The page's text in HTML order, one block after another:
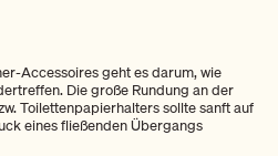
Accessoires geht es darum, wie
Die große Rundung an der
Toilettenpapierhalters sollte sanft auf
eines fließenden Übergangs